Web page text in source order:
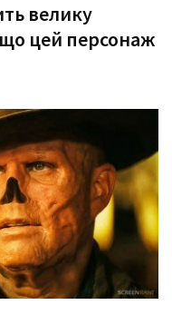
велику
цей персонаж